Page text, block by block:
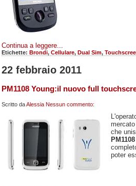
Continua a leggere...
Etichette: Brondi, Cellulare, Dual Sim,
22 febbraio 2011
PM1108 Young:il nuovo full
Scritto daAlessia Nessun commento:
che
poter